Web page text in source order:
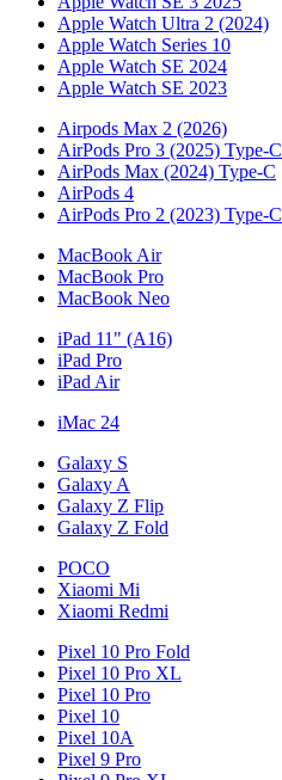
Apple Watch Ultra 2 (2024)
Apple Watch Series 10
Apple Watch SE 2024
Apple Watch SE 2023
Airpods Max 2 (2026)
AirPods Pro 3 (2025) Type-C
AirPods Max (2024) Type-C
AirPods 4
AirPods Pro 2 (2023) Type-C
MacBook Air
MacBook Pro
MacBook Neo
iPad 11" (A16)
iPad Pro
iPad Air
iMac 24
Galaxy S
Galaxy A
Galaxy Z Flip
Galaxy Z Fold
POCO
Xiaomi Mi
Xiaomi Redmi
Pixel 10 Pro Fold
Pixel 10 Pro XL
Pixel 10 Pro
Pixel 10
Pixel 10A
Pixel 9 Pro